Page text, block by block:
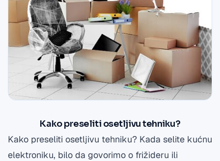
Kako preseliti osetljivu tehniku?
Kako preseliti osetljivu tehniku? Kada selite kućnu
elektroniku, bilo da govorimo o frižideru ili